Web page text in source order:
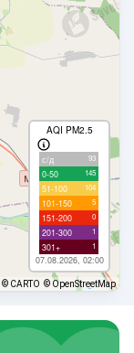
AQI PM2.5
с/д 93
0-50 145
51-100 104
101-150 5
151-200 0
201-300 1
301+ 1
07.08.2026, 02:00
© CARTO © OpenStreetMap